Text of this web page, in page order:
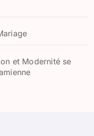
et Modernité se